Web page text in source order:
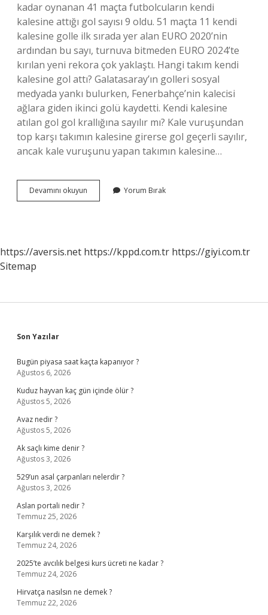
kadar oynanan 41 maçta futbolcuların kendi
kalesine attığı gol sayısı 9 oldu. 51 maçta 11 kendi
kalesine golle ilk sırada yer alan EURO 2020’nin
ardından bu sayı, turnuva bitmeden EURO 2024’te
kırılan yeni rekora çok yaklaştı. Hangi takım kendi
kalesine gol attı? Galatasaray’ın golleri sosyal
medyada yankı bulurken, Fenerbahçe’nin kalecisi
ağlara giden ikinci golü kaydetti. Kendi kalesine
atılan gol gol krallığına sayılır mı? Kale vuruşundan
top karşı takımın kalesine girerse gol geçerli sayılır,
ancak kale vuruşunu yapan takımın kalesine…
Devamını okuyun Galatasaray
Kendi
Yorum Bırak
https://aversis.net https://kppd.com.tr https://giyi.com.tr
Sitemap
Sidebar
Son Yazılar
Bugün piyasa saat kaçta kapanıyor ?
Ağustos 6, 2026
Kuduz hayvan kaç gün içinde ölür ?
Ağustos 5, 2026
Avaz nedir ?
Ağustos 5, 2026
Ak saçlı kime denir ?
Ağustos 3, 2026
529’un asal çarpanları nelerdir ?
Ağustos 3, 2026
Aslan portali nedir ?
Temmuz 25, 2026
Karşılık verdi ne demek ?
Temmuz 24, 2026
2025’te avcılık belgesi kurs ücreti ne kadar ?
Temmuz 24, 2026
Hirvatça nasılsın ne demek ?
Temmuz 22, 2026